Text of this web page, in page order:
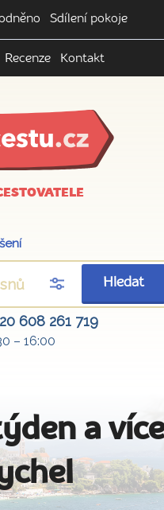
Sdílení pokoje
Recenze Kontakt
Hledat
608 261 719
– 16:00
a